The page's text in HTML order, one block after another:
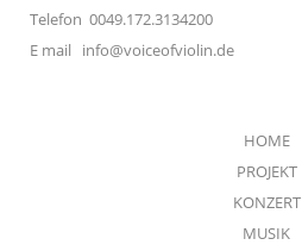
Telefon 0049.172.3134200
E mail info@voiceofviolin.de
HOME
PROJEKT
KONZERT
MUSIK